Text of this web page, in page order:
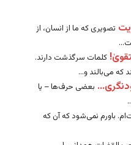
تصویری که ما از انسان، از
کلمات سرگذشت دارند.
که می‌بالند و...
بعضی حرف‌ها – یا
باورم نمی‌شود که آن که